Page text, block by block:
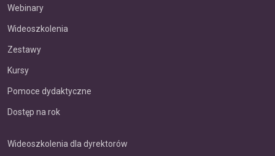
Webinary
Wideoszkolenia
Zestawy
Kursy
Pomoce dydaktyczne
Dostęp na rok
Wideoszkolenia dla dyrektorów